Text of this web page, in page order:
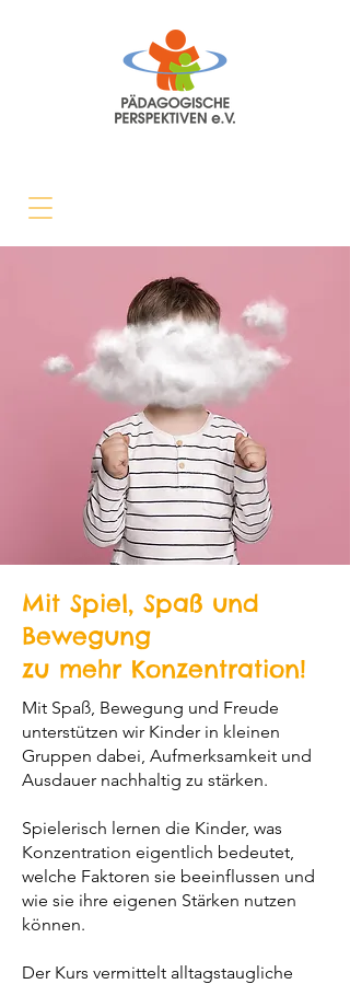
Mit Spiel, Spaß und
Bewegung
zu mehr Konzentration!
Mit Spaß, Bewegung und Freude
unterstützen wir Kinder in kleinen
Gruppen dabei, Aufmerksamkeit und
Ausdauer nachhaltig zu stärken.
Spielerisch lernen die Kinder, was
Konzentration eigentlich bedeutet,
welche Faktoren sie beeinflussen und
wie sie ihre eigenen Stärken nutzen
können.
Der Kurs vermittelt alltagstaugliche